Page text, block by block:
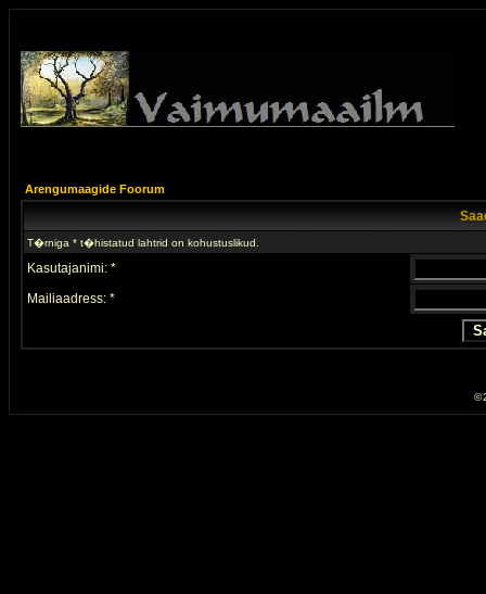
Arengumaagide Foorum
T�rniga * t�histatud lahtrid on kohustuslikud.
Kasutajanimi: *
Mailiaadress: *
©